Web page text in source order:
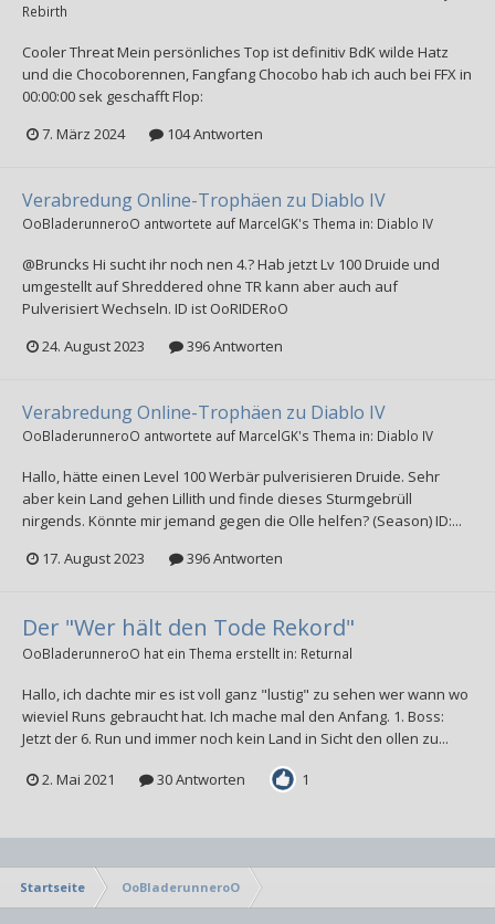
Rebirth
Cooler Threat Mein persönliches Top ist definitiv BdK wilde Hatz
und die Chocoborennen, Fangfang Chocobo hab ich auch bei FFX in
00:00:00 sek geschafft Flop:
7. März 2024
104 Antworten
Verabredung Online-Trophäen zu Diablo IV
OoBladerunneroO antwortete auf MarcelGK's Thema in: Diablo IV
@Bruncks Hi sucht ihr noch nen 4.? Hab jetzt Lv 100 Druide und
umgestellt auf Shreddered ohne TR kann aber auch auf
Pulverisiert Wechseln. ID ist OoRIDERoO
24. August 2023
396 Antworten
Verabredung Online-Trophäen zu Diablo IV
OoBladerunneroO antwortete auf MarcelGK's Thema in: Diablo IV
Hallo, hätte einen Level 100 Werbär pulverisieren Druide. Sehr
aber kein Land gehen Lillith und finde dieses Sturmgebrüll
nirgends. Könnte mir jemand gegen die Olle helfen? (Season) ID:...
17. August 2023
396 Antworten
Der "Wer hält den Tode Rekord"
OoBladerunneroO hat ein Thema erstellt in: Returnal
Hallo, ich dachte mir es ist voll ganz "lustig" zu sehen wer wann wo
wieviel Runs gebraucht hat. Ich mache mal den Anfang. 1. Boss:
Jetzt der 6. Run und immer noch kein Land in Sicht den ollen zu...
2. Mai 2021 30 Antworten 1
Startseite OoBladerunneroO